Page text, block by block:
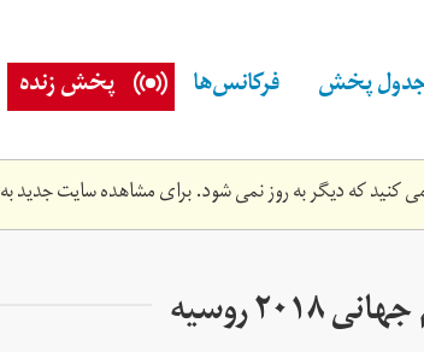
پخش فرکانس‌ها پخش زنده
کنید که دیگر به روز نمی شود. برای مشاهده سایت جدید به
۲۰۱۸ روسیه